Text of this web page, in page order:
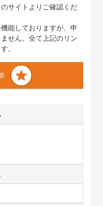
サイトよりご確認くだ
能しておりますが、申
せん。全て上記のリン
。